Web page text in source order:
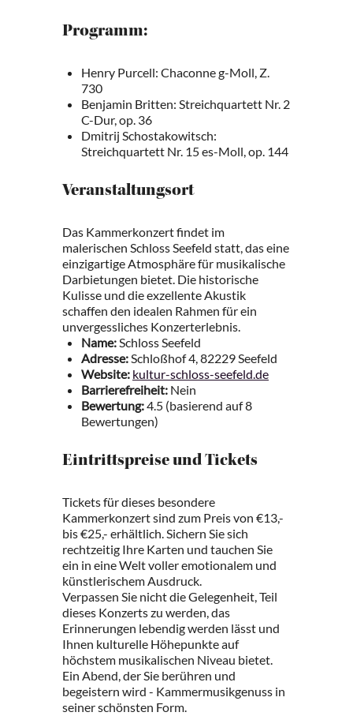
Programm:
Henry Purcell: Chaconne g-Moll, Z.
730
Benjamin Britten: Streichquartett Nr. 2
C-Dur, op. 36
Dmitrij Schostakowitsch:
Streichquartett Nr. 15 es-Moll, op. 144
Veranstaltungsort
Das Kammerkonzert findet im
malerischen Schloss Seefeld statt, das eine
einzigartige Atmosphäre für musikalische
Darbietungen bietet. Die historische
Kulisse und die exzellente Akustik
schaffen den idealen Rahmen für ein
unvergessliches Konzerterlebnis.
Name:Schloss Seefeld
Adresse:Schloßhof 4, 82229 Seefeld
Website: kultur-schloss-seefeld.de
Barrierefreiheit: Nein
Bewertung:4.5 (basierend auf 8
Bewertungen)
Eintrittspreise und Tickets
Tickets für dieses besondere
Kammerkonzert sind zum Preis von €13,-
bis €25,- erhältlich. Sichern Sie sich
rechtzeitig Ihre Karten und tauchen Sie
ein in eine Welt voller emotionalem und
künstlerischem Ausdruck.
Verpassen Sie nicht die Gelegenheit, Teil
dieses Konzerts zu werden, das
Erinnerungen lebendig werden lässt und
Ihnen kulturelle Höhepunkte auf
höchstem musikalischen Niveau bietet.
Ein Abend, der Sie berühren und
begeistern wird - Kammermusikgenuss in
seiner schönsten Form.